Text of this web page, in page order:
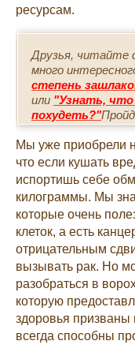
ресурсам.
Друзья, читайте
много
степень
или "Узнать,
похудеть?"
Мы уже приобрели
что если кушать
испортишь себе
килограммы. Мы
которые очень
клеток, а есть
отрицательным
вызывать рак. Но
разобраться в
которую
здоровья призваны
всегда способны